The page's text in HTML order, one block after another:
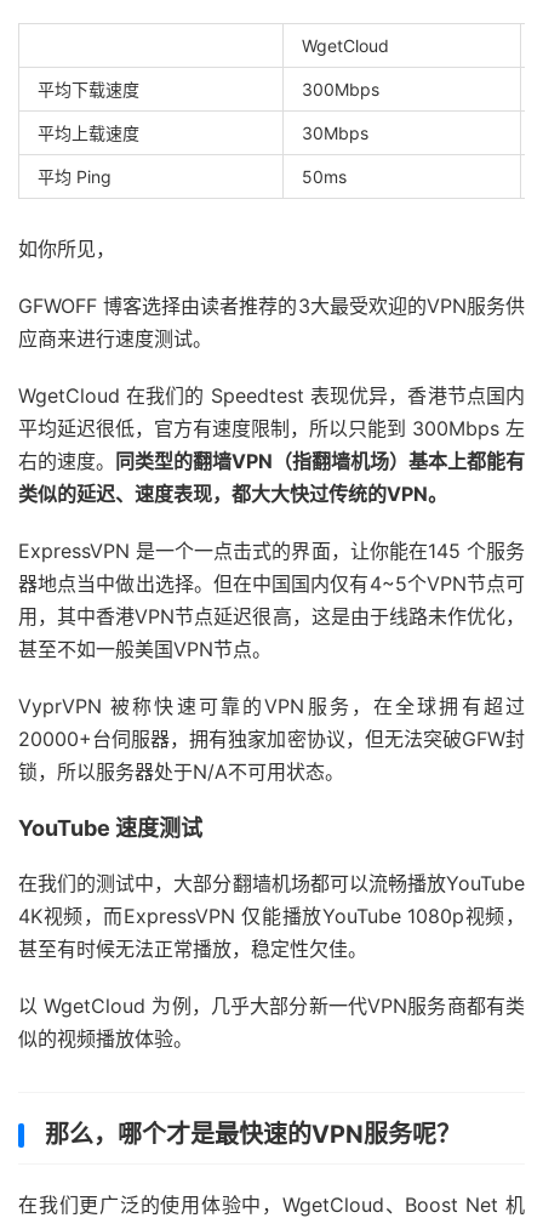
WgetCloud
平均下载速度 300Mbps
平均上载速度 30Mbps
平均 Ping 50ms
如你所见，
GFWOFF 博客选择由读者推荐的3大最受欢迎的VPN服务供
应商来进行速度测试。
WgetCloud 在我们的 Speedtest 表现优异，香港节点国内
平均延迟很低，官方有速度限制，所以只能到 300Mbps 左
右的速度。 同类型的翻墙VPN（指翻墙机场）基本上都能有
类似的延迟、速度表现，都大大快过传统的VPN。
ExpressVPN 是一个一点击式的界面，让你能在145 个服务
器地点当中做出选择。但在中国国内仅有4~5个VPN节点可
用，其中香港VPN节点延迟很高，这是由于线路未作优化，
甚至不如一般美国VPN节点。
VyprVPN 被称快速可靠的VPN服务，在全球拥有超过
20000+台伺服器，拥有独家加密协议，但无法突破GFW封
锁，所以服务器处于N/A不可用状态。
YouTube 速度测试
在我们的测试中，大部分翻墙机场都可以流畅播放YouTube
4K视频，而ExpressVPN 仅能播放YouTube 1080p视频，
甚至有时候无法正常播放，稳定性欠佳。
以 WgetCloud 为例，几乎大部分新一代VPN服务商都有类
似的视频播放体验。
那么，哪个才是最快速的VPN服务呢？
在我们更广泛的使用体验中，WgetCloud、Boost Net 机